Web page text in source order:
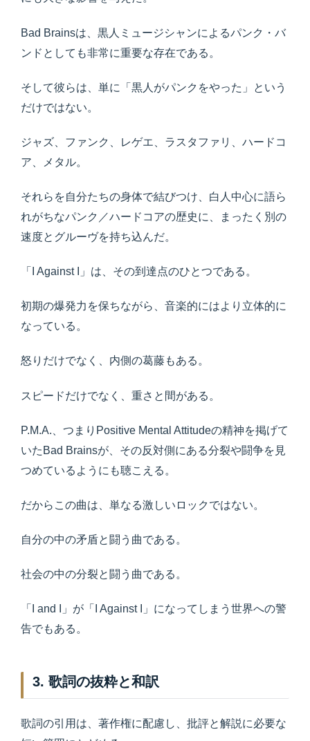
Bad Brainsは、黒人ミュージシャンによるパンク・バ
ンドとしても非常に重要な存在である。
そして彼らは、単に「黒人がパンクをやった」という
だけではない。
ジャズ、ファンク、レゲエ、ラスタファリ、ハードコ
ア、メタル。
それらを自分たちの身体で結びつけ、白人中心に語ら
れがちなパンク／ハードコアの歴史に、まったく別の
速度とグルーヴを持ち込んだ。
「I Against I」は、その到達点のひとつである。
初期の爆発力を保ちながら、音楽的にはより立体的に
なっている。
怒りだけでなく、内側の葛藤もある。
スピードだけでなく、重さと間がある。
P.M.A.、つまりPositive Mental Attitudeの精神を掲げて
いたBad Brainsが、その反対側にある分裂や闘争を見
つめているようにも聴こえる。
だからこの曲は、単なる激しいロックではない。
自分の中の矛盾と闘う曲である。
社会の中の分裂と闘う曲である。
「I and I」が「I Against I」になってしまう世界への警
告でもある。
3. 歌詞の抜粋と和訳
歌詞の引用は、著作権に配慮し、批評と解説に必要な